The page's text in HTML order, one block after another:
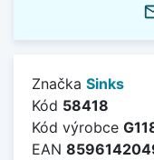
Značka Sinks
Kód 58418
Kód výrobce
EAN